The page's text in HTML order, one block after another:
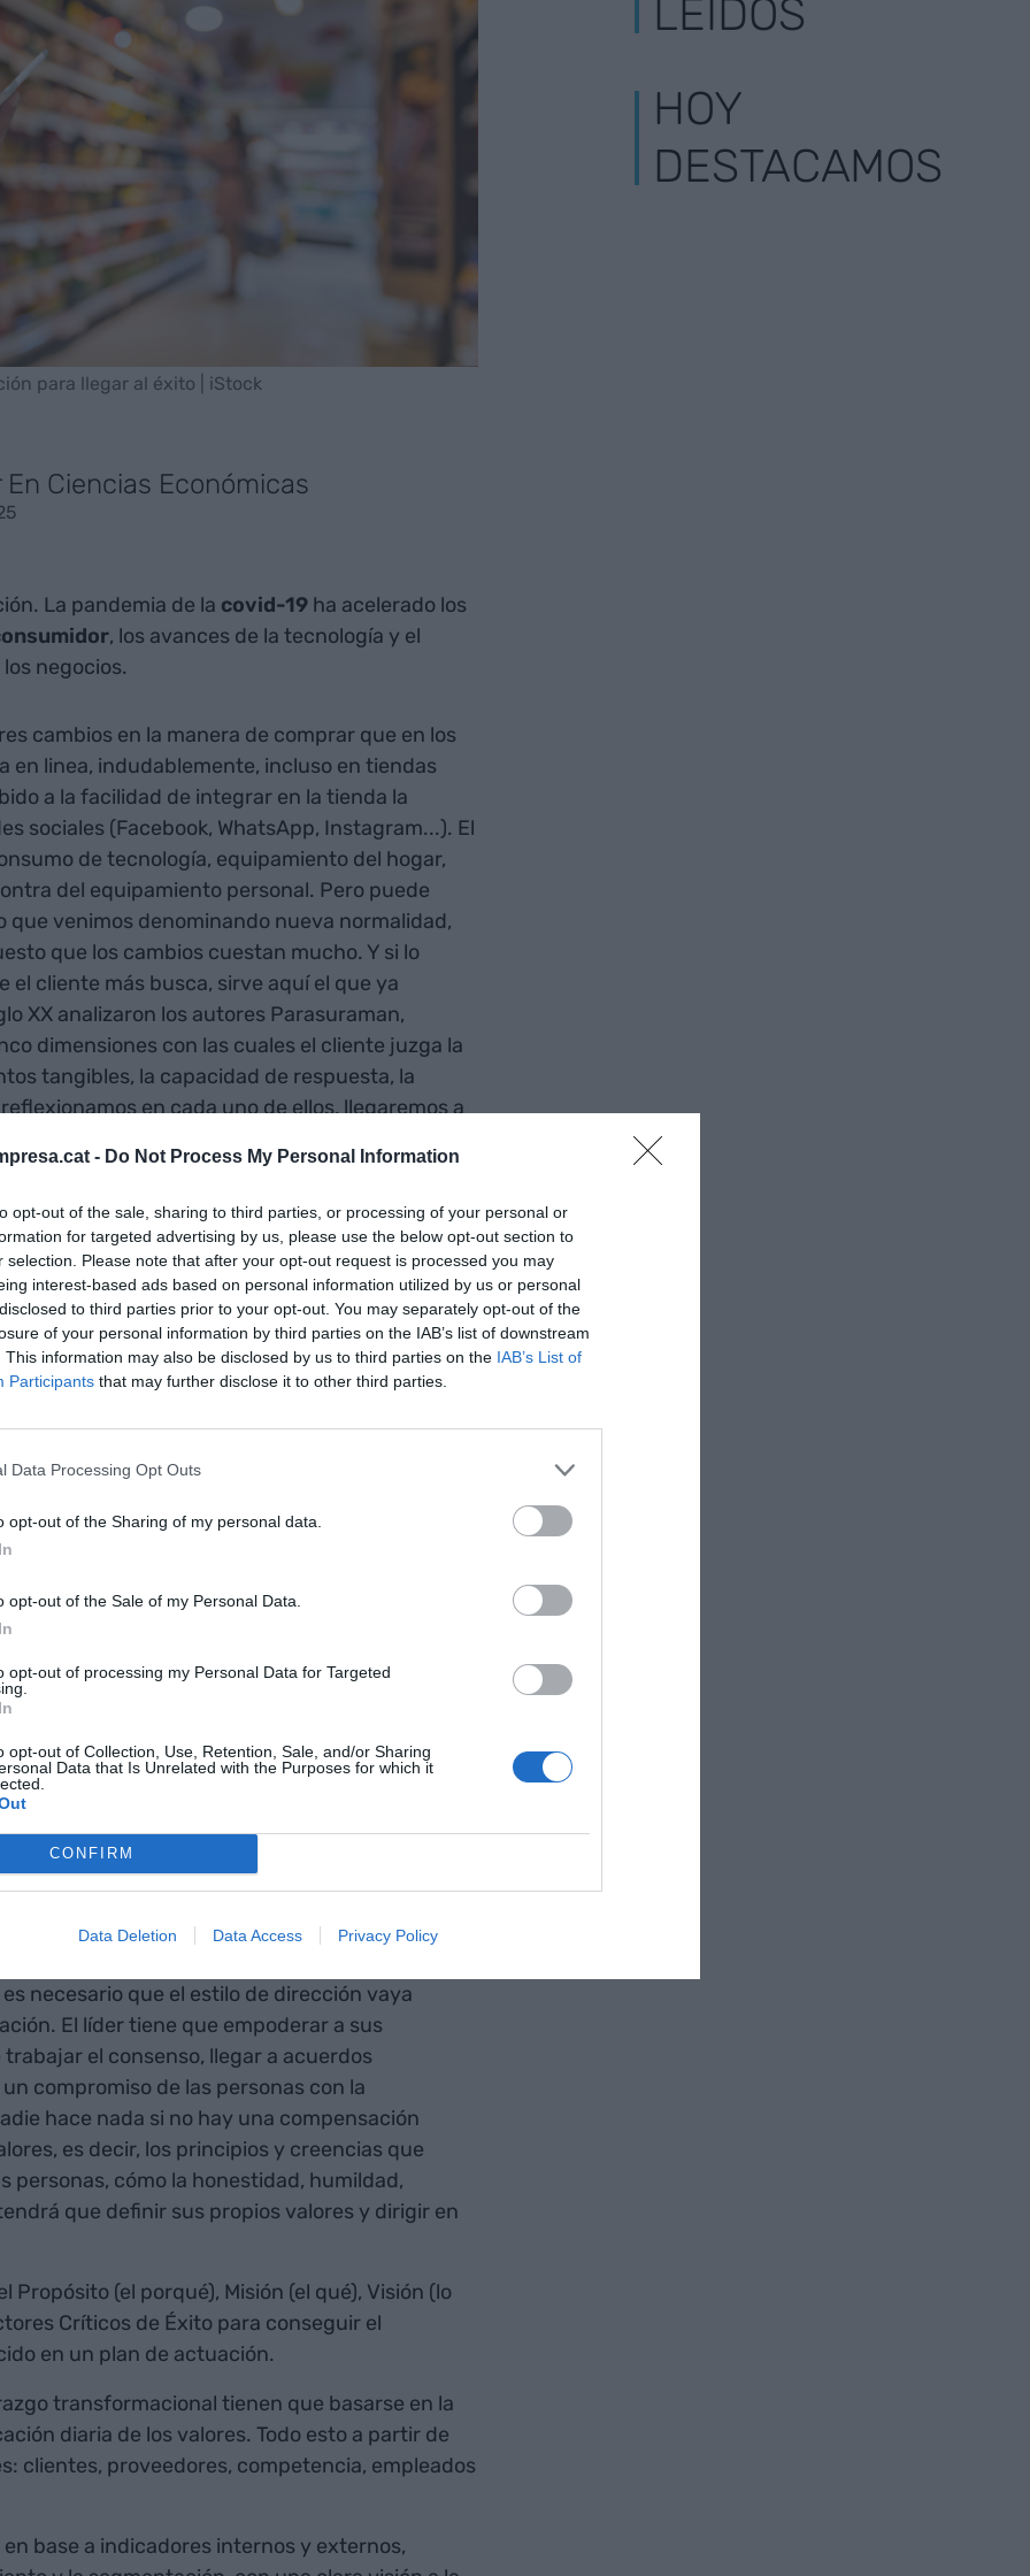
- Do Not Process My Personal Information
opt-out of the sale, sharing to third parties, or processing of your personal or
for targeted advertising by us, please use the below opt-out section to
selection. Please note that after your opt-out request is processed you may
interest-based ads based on personal information utilized by us or personal
to third parties prior to your opt-out. You may separately opt-out of the
of your personal information by third parties on the IAB’s list of downstream
This information may also be disclosed by us to third parties on the IAB’s List of
Participants that may further disclose it to other third parties.
Data Processing Opt Outs
opt-out of the Sharing of my personal data.
opt-out of the Sale of my Personal Data.
opt-out of processing my Personal Data for Targeted
opt-out of Collection, Use, Retention, Sale, and/or Sharing
Data that Is Unrelated with the Purposes for which it
CONFIRM
Data Deletion Data Access Privacy Policy
para llegar al éxito | iStock
Ciencias Económicas
La pandemia de la covid-19 ha acelerado los
, los avances de la tecnología y el
negocios.
cambios en la manera de comprar que en los
en linea, indudablemente, incluso en tiendas
a la facilidad de integrar en la tienda la
sociales (Facebook, WhatsApp, Instagram...). El
de tecnología, equipamiento del hogar,
del equipamiento personal. Pero puede
que venimos denominando nueva normalidad,
que los cambios cuestan mucho. Y si lo
cliente más busca, sirve aquí el que ya
XX analizaron los autores Parasuraman,
dimensiones con las cuales el cliente juzga la
tangibles, la capacidad de respuesta, la
en cada uno de ellos, llegaremos a
la exigencia sobre estas
sin duda la sostenibilidad.
de los
es que no
qué
del sector es que no saben
puede ser la actuación que los lleve a ser
resultados. Cómo en casi todo, no hay
y se tiene que afrontar la situación con
fundamental la estrategia. Todo
la considera cómo una busca deliberada
una ventaja competitiva para la
consiste a encontrar una forma diferente de
el consumidor, permitiendo a la empresa
Encontrar una cosa diferente, un
del retail, es el que propongo en 12
CEO retail:
es necesario que el estilo de dirección vaya
El líder tiene que empoderar a sus
el consenso, llegar a acuerdos
compromiso de las personas con la
hace nada si no hay una compensación
es decir, los principios y creencias que
personas, cómo la honestidad, humildad,
que definir sus propios valores y dirigir en
Propósito (el porqué), Misión (el qué), Visión (lo
Críticos de Éxito para conseguir el
en un plan de actuación.
transformacional tienen que basarse en la
diaria de los valores. Todo esto a partir de
clientes, proveedores, competencia, empleados
en base a indicadores internos y externos,
LEÍDOS
HOY
DESTACAMOS